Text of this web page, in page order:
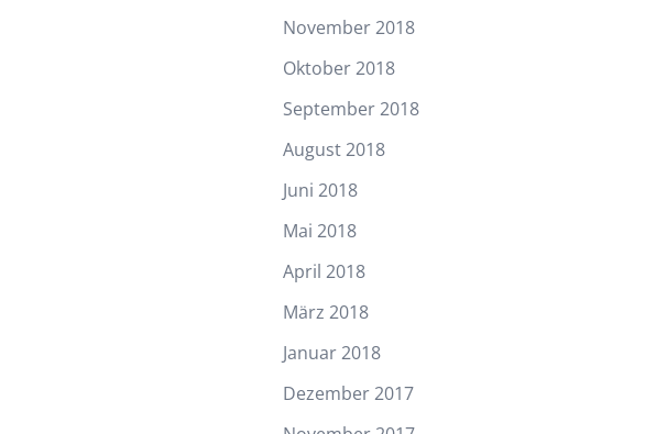
November 2018
Oktober 2018
September 2018
August 2018
Juni 2018
Mai 2018
April 2018
März 2018
Januar 2018
Dezember 2017